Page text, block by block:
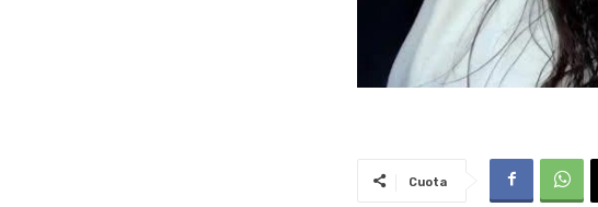
Cuota